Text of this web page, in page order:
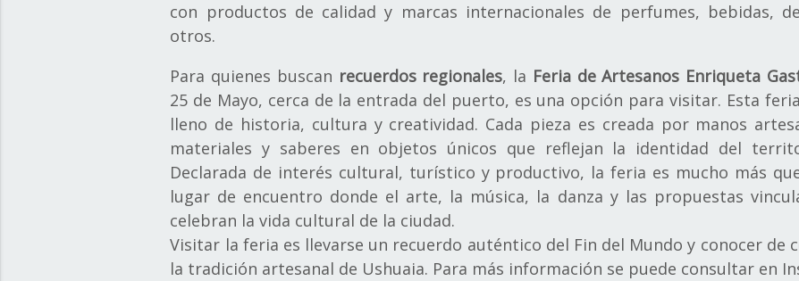
con productos de calidad y marcas internacionales de perfumes, bebidas,
otros.
Para quienes buscan recuerdos regionales, la Feria de Artesanos Enriqueta
25 de Mayo, cerca de la entrada del puerto, es una opción para visitar. Esta
lleno de historia, cultura y creatividad. Cada pieza es creada por manos
materiales y saberes en objetos únicos que reflejan la identidad del
Declarada de interés cultural, turístico y productivo, la feria es mucho más
lugar de encuentro donde el arte, la música, la danza y las propuestas
celebran la vida cultural de la ciudad.
Visitar la feria es llevarse un recuerdo auténtico del Fin del Mundo y conocer de
la tradición artesanal de Ushuaia. Para más información se puede consultar en